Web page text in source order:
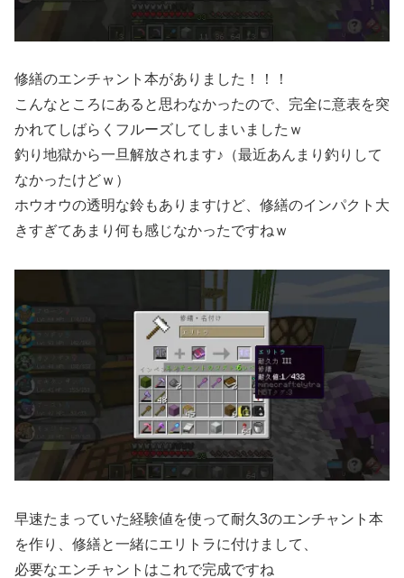
修繕のエンチャント本がありました！！！
こんなところにあると思わなかったので、完全に意表を突
かれてしばらくフルーズしてしまいましたｗ
釣り地獄から一旦解放されます♪（最近あんまり釣りして
なかったけどｗ）
ホウオウの透明な鈴もありますけど、修繕のインパクト大
きすぎてあまり何も感じなかったですねｗ
早速たまっていた経験値を使って耐久3のエンチャント本
を作り、修繕と一緒にエリトラに付けまして、
必要なエンチャントはこれで完成ですね